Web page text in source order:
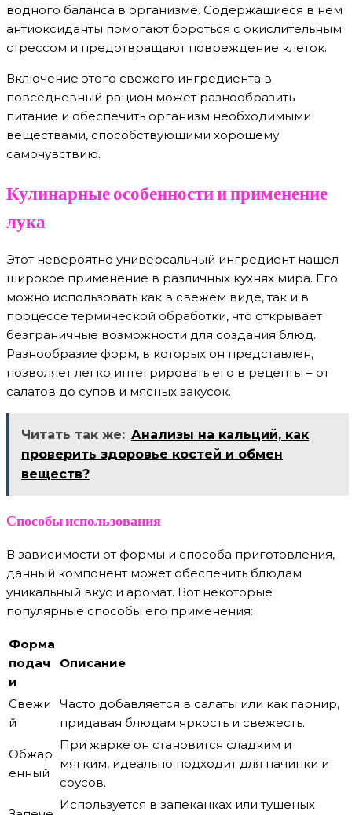
водного баланса в организме. Содержащиеся в нем
антиоксиданты помогают бороться с окислительным
стрессом и предотвращают повреждение клеток.
Включение этого свежего ингредиента в
повседневный рацион может разнообразить
питание и обеспечить организм необходимыми
веществами, способствующими хорошему
самочувствию.
Кулинарные особенности и применение
лука
Этот невероятно универсальный ингредиент нашел
широкое применение в различных кухнях мира. Его
можно использовать как в свежем виде, так и в
процессе термической обработки, что открывает
безграничные возможности для создания блюд.
Разнообразие форм, в которых он представлен,
позволяет легко интегрировать его в рецепты – от
салатов до супов и мясных закусок.
Читать так же: Анализы на кальций, как
проверить здоровье костей и обмен
веществ?
Способы использования
В зависимости от формы и способа приготовления,
данный компонент может обеспечить блюдам
уникальный вкус и аромат. Вот некоторые
популярные способы его применения:
Форма
подач
и
Описание
Свежи
й
Часто добавляется в салаты или как гарнир,
придавая блюдам яркость и свежесть.
Обжар
енный
При жарке он становится сладким и
мягким, идеально подходит для начинки и
соусов.
Используется в запеканках или тушеных